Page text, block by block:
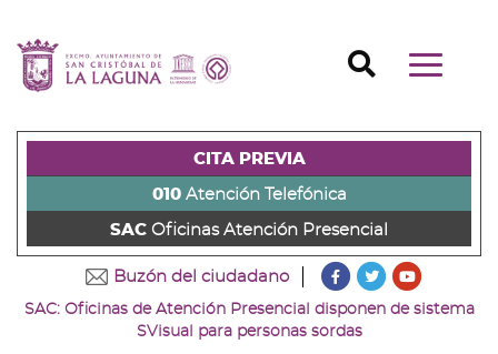
contenido
principal
página
s)
a
la
la
+
Ir
al
la
+
Ir
principal
u)
Mostrar/
Buscador
CITA PREVIA
010Atención Telefónica
SAC Oficinas Atención Presencial
Buzón del ciudadano
???
Ir
a
???
Ir
Ir
SAC: Oficinas de Atención Presencial disponen de sistema
SVisual para personas sordas